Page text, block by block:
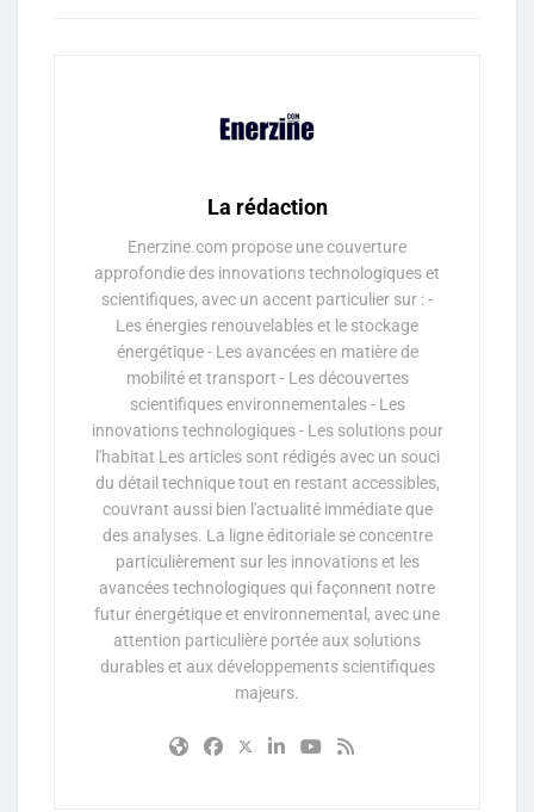
La rédaction
Enerzine.com propose une couverture
approfondie des innovations technologiques et
scientifiques, avec un accent particulier sur : -
Les énergies renouvelables et le stockage
énergétique - Les avancées en matière de
mobilité et transport - Les découvertes
scientifiques environnementales - Les
innovations technologiques - Les solutions pour
l'habitat Les articles sont rédigés avec un souci
du détail technique tout en restant accessibles,
couvrant aussi bien l'actualité immédiate que
des analyses. La ligne éditoriale se concentre
particulièrement sur les innovations et les
avancées technologiques qui façonnent notre
futur énergétique et environnemental, avec une
attention particulière portée aux solutions
durables et aux développements scientifiques
majeurs.